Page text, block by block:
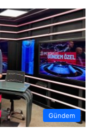
Gündem